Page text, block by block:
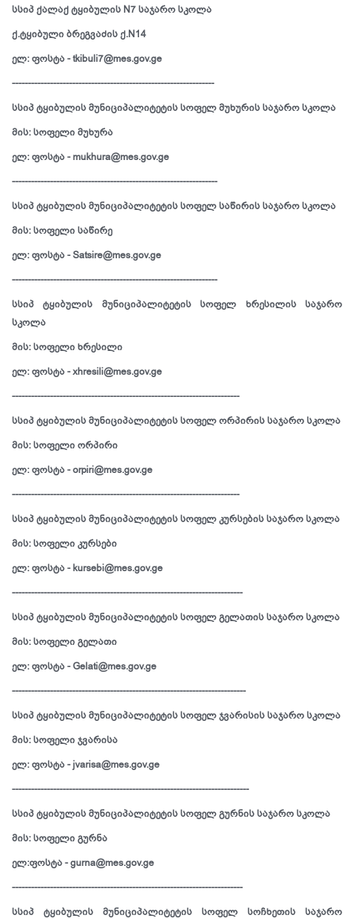
სსიპ ქალაქ ტყიბულის N7 საჯარო სკოლა
ქ.ტყიბული ბრეგვაძის ქ.N14
ელ: ფოსტა - tkibuli7@mes.gov.ge
----------------------------------------------------------------
სსიპ ტყიბულის მუნიციპალიტეტის სოფელ მუხურის საჯარო სკოლა
მის: სოფელი მუხურა
ელ: ფოსტა - mukhura@mes.gov.ge
-----------------------------------------------------------------
სსიპ ტყიბულის მუნიციპალიტეტის სოფელ საწირის საჯარო სკოლა
მის: სოფელი საწირე
ელ: ფოსტა - Satsire@mes.gov.ge
-----------------------------------------------------------------
სსიპ ტყიბულის მუნიციპალიტეტის სოფელ ხრესილის საჯარო
სკოლა
მის: სოფელი ხრესილი
ელ: ფოსტა - xhresili@mes.gov.ge
------------------------------------------------------------------------
სსიპ ტყიბულის მუნიციპალიტეტის სოფელ ორპირის საჯარო სკოლა
მის: სოფელი ორპირი
ელ: ფოსტა - orpiri@mes.gov.ge
------------------------------------------------------------------------
სსიპ ტყიბულის მუნიციპალიტეტის სოფელ კურსების საჯარო სკოლა
მის: სოფელი კურსები
ელ: ფოსტა - kursebi@mes.gov.ge
-------------------------------------------------------------------------
სსიპ ტყიბულის მუნიციპალიტეტის სოფელ გელათის საჯარო სკოლა
მის: სოფელი გელათი
ელ: ფოსტა - Gelati@mes.gov.ge
--------------------------------------------------------------------------
სსიპ ტყიბულის მუნიციპალიტეტის სოფელ ჯვარისის საჯარო სკოლა
მის: სოფელი ჯვარისა
ელ: ფოსტა - jvarisa@mes.gov.ge
---------------------------------------------------------------------------
სსიპ ტყიბულის მუნიციპალიტეტის სოფელ გურნის საჯარო სკოლა
მის: სოფელი გურნა
ელ:ფოსტა - gurna@mes.gov.ge
-------------------------------------------------------------------------
სსიპ ტყიბულის მუნიციპალიტეტის სოფელ სოჩხეთის საჯარო